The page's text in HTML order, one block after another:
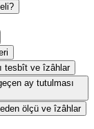
tesbît ve îzâhlar
ay tutulması
ölçü ve îzâhlar